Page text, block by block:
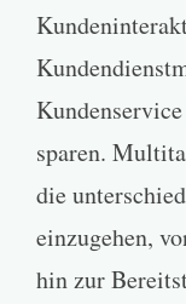
sparen.
die
einzugehen,
hin zur